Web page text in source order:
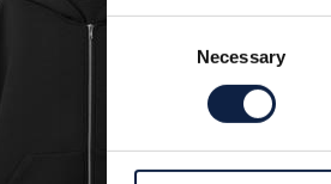
Necessary